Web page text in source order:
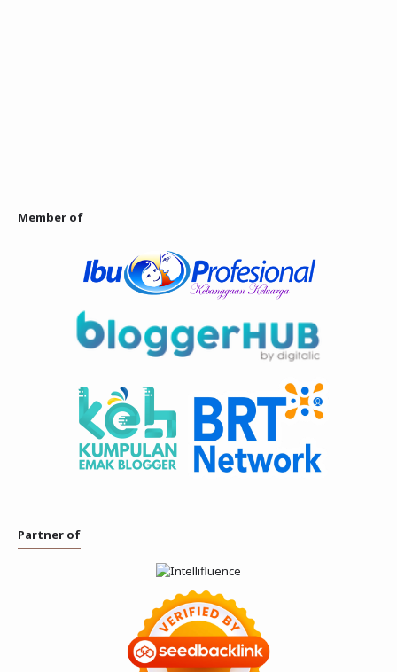
Member of
Partner of